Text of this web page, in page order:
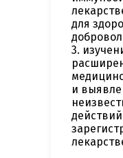
для
3.
и
действий